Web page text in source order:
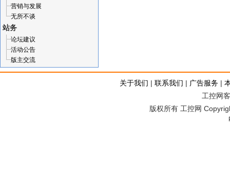
营销与发展
无所不谈
站务
论坛建议
活动公告
版主交流
关于我们 | 联系我们 | 广告服务 |
工控网
版权所有 工控网